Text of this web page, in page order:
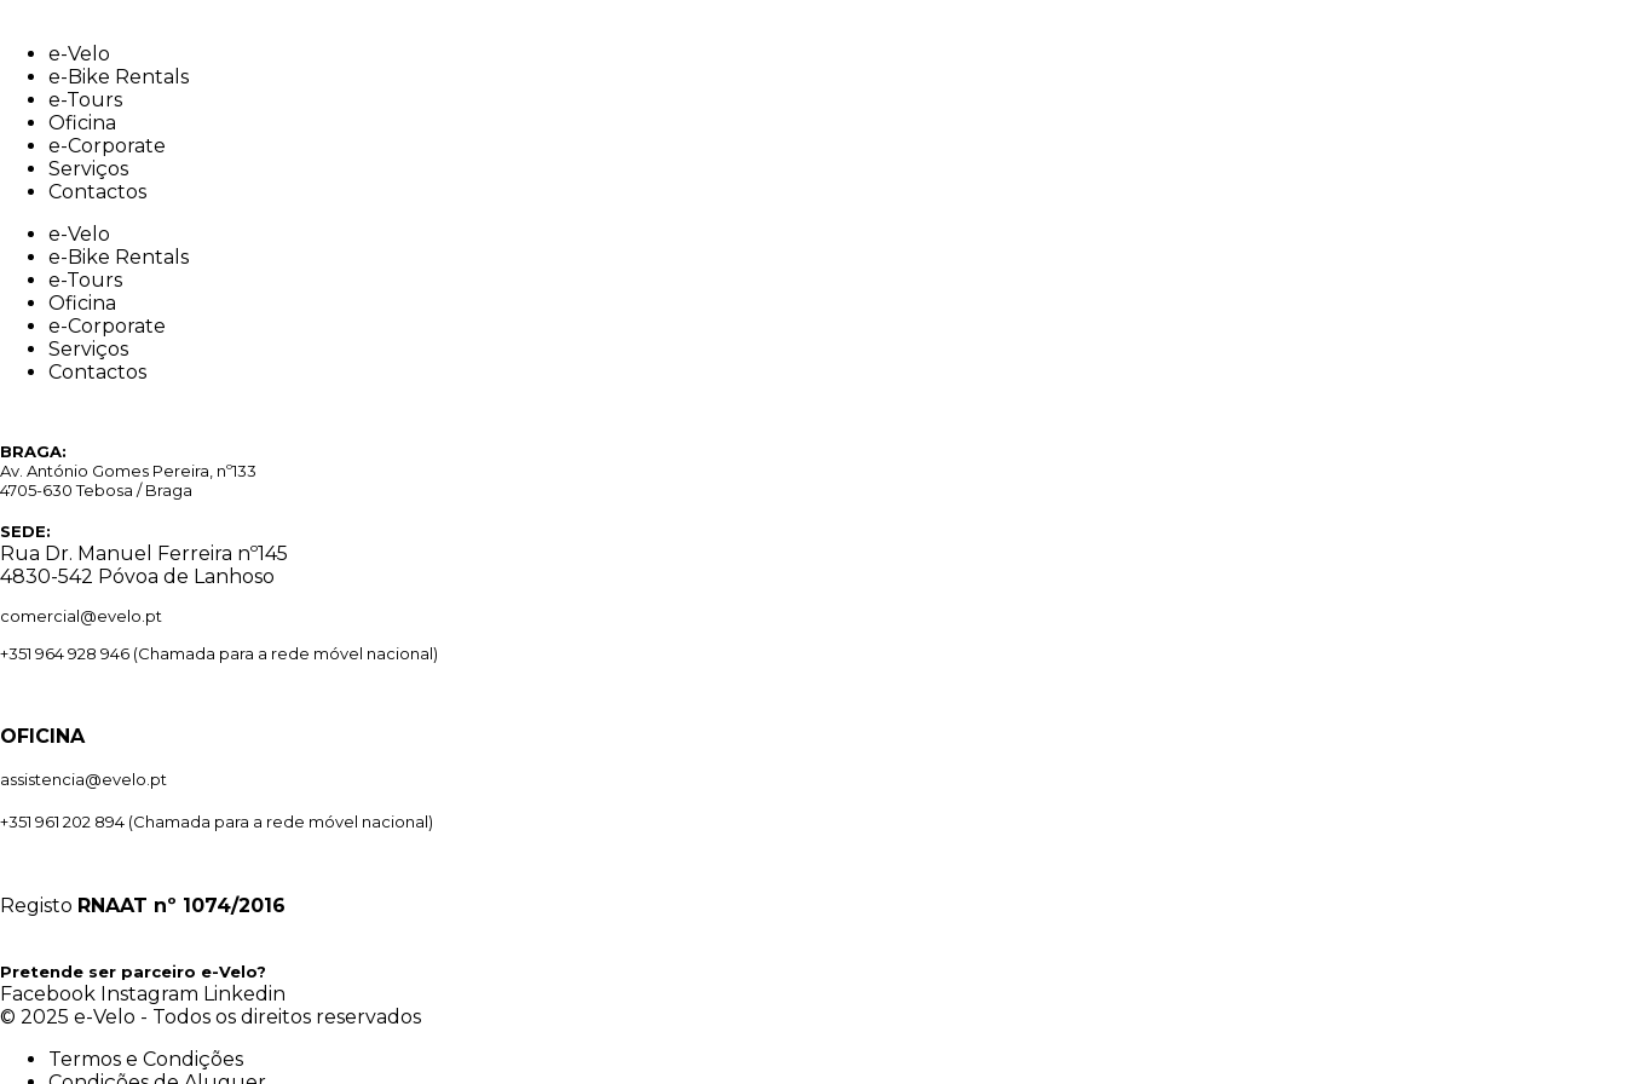
contente-Velo
e-Bike Rentals
e-Tours
Oficina
e-Corporate
Serviços
Contactos
e-Velo
e-Bike Rentals
e-Tours
Oficina
e-Corporate
Serviços
Contactos
BRAGA:
Av. António Gomes Pereira, nº133
4705-630 Tebosa / Braga
SEDE:
Rua Dr. Manuel Ferreira nº145
4830-542 Póvoa de Lanhoso
comercial@evelo.pt
+351 964 928 946 (Chamada para a rede móvel nacional)
OFICINA
assistencia@evelo.pt
+351 961 202 894 (Chamada para a rede móvel nacional)
Registo RNAAT nº 1074/2016
Pretende ser parceiro e-Velo?
Facebook Instagram Linkedin
© 2025 e-Velo - Todos os direitos reservados
Termos e Condições